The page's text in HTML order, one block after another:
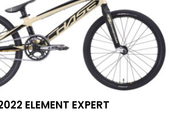
ELEMENT EXPERT